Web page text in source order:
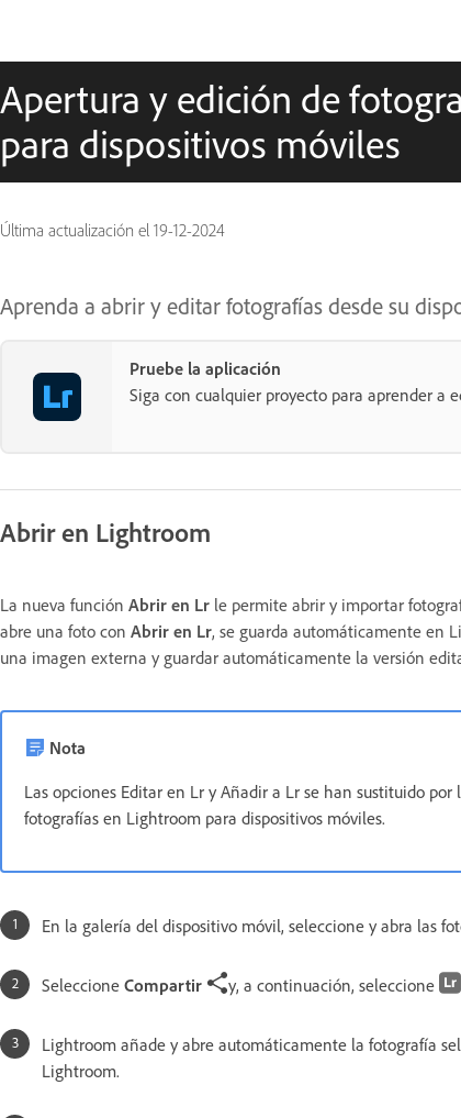
Apertura y edición de
para dispositivos móviles
Última actualización el 19-12-2024
Aprenda a abrir y editar fotografías desde su
Pruebe la aplicación
Siga con cualquier proyecto para aprender a
Abrir en Lightroom
La nueva función Abrir en Lr le permite abrir y importar
abre una foto con Abrir en Lr, se guarda automáticamente en
una imagen externa y guardar automáticamente la versión
Nota
Las opciones Editar en Lr y Añadir a Lr se han sustituido por
fotografías en Lightroom para dispositivos móviles.
En la galería del dispositivo móvil, seleccione y abra las
Seleccione Compartir y, a continuación, seleccione
Lightroom añade y abre automáticamente la fotografía
Lightroom.